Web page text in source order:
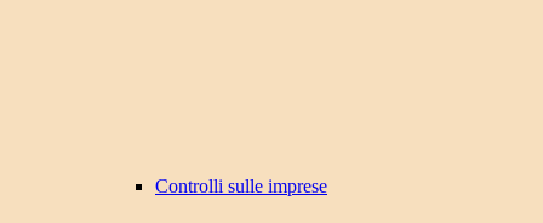
Controlli sulle imprese